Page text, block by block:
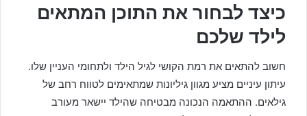
כיצד לבחור את התוכן המתאים
לילד שלכם
חשוב להתאים את רמת הקושי לגיל הילד ולתחומי העניין שלו.
עיתון עיניים מציע מגוון גיליונות שמתאימים לטווח רחב של
גילאים. ההתאמה הנכונה מבטיחה שהילד יישאר מעורב